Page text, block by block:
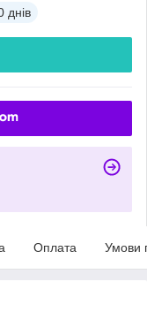
днів
Оплата Умови